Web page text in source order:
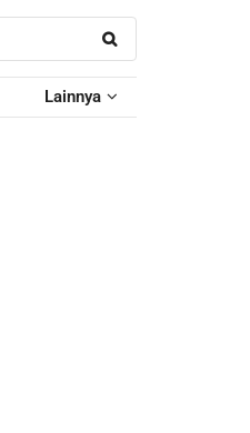
Lainnya